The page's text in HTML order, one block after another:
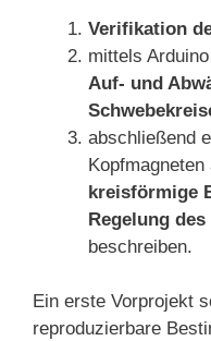
Verifikation
mittels Arduino
Auf- und
abschließend
kreisförmige
Regelung
beschreiben.
Ein erste Vorprojekt
reproduzierbare